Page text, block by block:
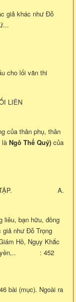
giả khác như Đỗ
Huy Trứ...
cho lối văn thi
LIÊN
của thân phụ, thân
là Ngô Thế Quý) của
TẬP. A.
bạn hữu, đồng
giả như Đỗ Trọng
Hồ, Ngụy Khắc
Quyền,.. : 452
bài (mục). Ngoài ra